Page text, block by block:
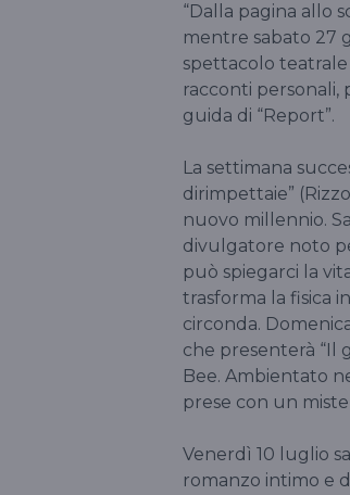
“Dalla pagina allo
mentre sabato 27
spettacolo
racconti personali,
guida di “Report”.
La settimana
dirimpettaie”
nuovo millennio.
divulgatore noto
può spiegarci la
trasforma la fisica
circonda.
che presenterà “Il
Bee. Ambientato
prese con un
Venerdì 10 luglio
romanzo intimo e